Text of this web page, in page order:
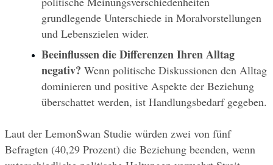
grundlegende Unterschiede in Moralvorstellungen
und Lebenszielen wider.
Beeinflussen die Differenzen Ihren Alltag
negativ? Wenn politische Diskussionen den Alltag
dominieren und positive Aspekte der Beziehung
überschattet werden, ist Handlungsbedarf gegeben.
Laut der LemonSwan Studie würden zwei von fünf
Befragten (40,29 Prozent) die Beziehung beenden, wenn